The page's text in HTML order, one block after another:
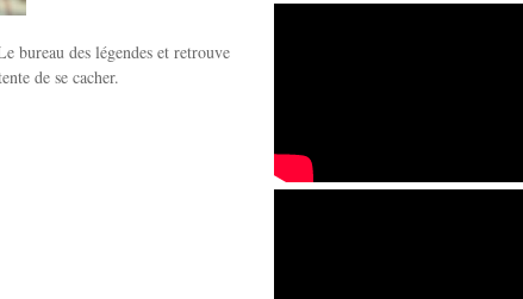
bureau des légendes et retrouve
de se cacher.